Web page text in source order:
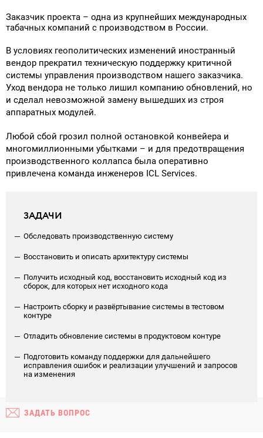
Поставка программного обеспечения и оборудования
Заказчик проекта – одна из крупнейших международных
табачных компаний с производством в России.
В условиях геополитических изменений иностранный
вендор прекратил техническую поддержку критичной
системы управления производством нашего заказчика.
Уход вендора не только лишил компанию обновлений, но
и сделал невозможной замену вышедших из строя
аппаратных модулей.
Любой сбой грозил полной остановкой конвейера и
многомиллионными убытками – и для предотвращения
производственного коллапса была оперативно
привлечена команда инженеров ICL Services.
ЗАДАЧИ
Обследовать производственную систему
Восстановить и описать архитектуру системы
Получить исходный код, восстановить исходный код из
сборок, для которых нет исходного кода
Настроить сборку и развёртывание системы в тестовом
контуре
Отладить обновление системы в продуктовом контуре
Подготовить команду поддержки для дальнейшего
исправления ошибок и реализации улучшений и запросов
на изменения
ЗАДАТЬ ВОПРОС